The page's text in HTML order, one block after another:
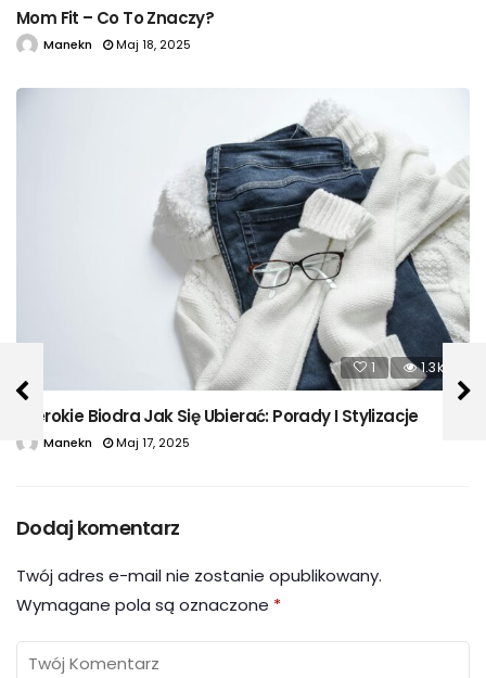
Mom Fit – Co To Znaczy?
Manekn Maj 18, 2025
1 1.3k
Szerokie Biodra Jak Się Ubierać: Porady I Stylizacje
Manekn Maj 17, 2025
Dodaj komentarz
Twój adres e-mail nie zostanie opublikowany.
Wymagane pola są oznaczone *